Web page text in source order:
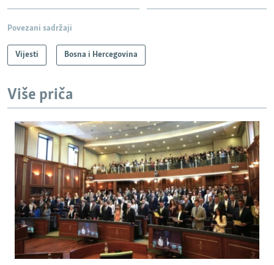
Povezani sadržaji
Vijesti Bosna i Hercegovina
Više priča